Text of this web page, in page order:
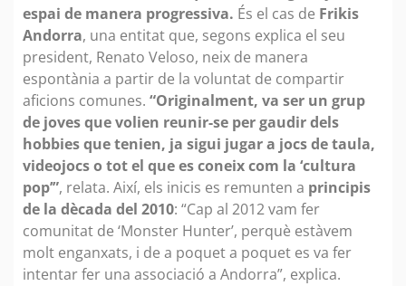
espai de manera progressiva. És el cas de Frikis
Andorra, una entitat que, segons explica el seu
president, Renato Veloso, neix de manera
espontània a partir de la voluntat de compartir
aficions comunes. “Originalment, va ser un grup
de joves que volien reunir-se per gaudir dels
hobbies que tenien, ja sigui jugar a jocs de taula,
videojocs o tot el que es coneix com la ‘cultura
pop’”, relata. Així, els inicis es remunten a principis
de la dècada del 2010: “Cap al 2012 vam fer
comunitat de ‘Monster Hunter’, perquè estàvem
molt enganxats, i de a poquet a poquet es va fer
intentar fer una associació a Andorra”, explica.